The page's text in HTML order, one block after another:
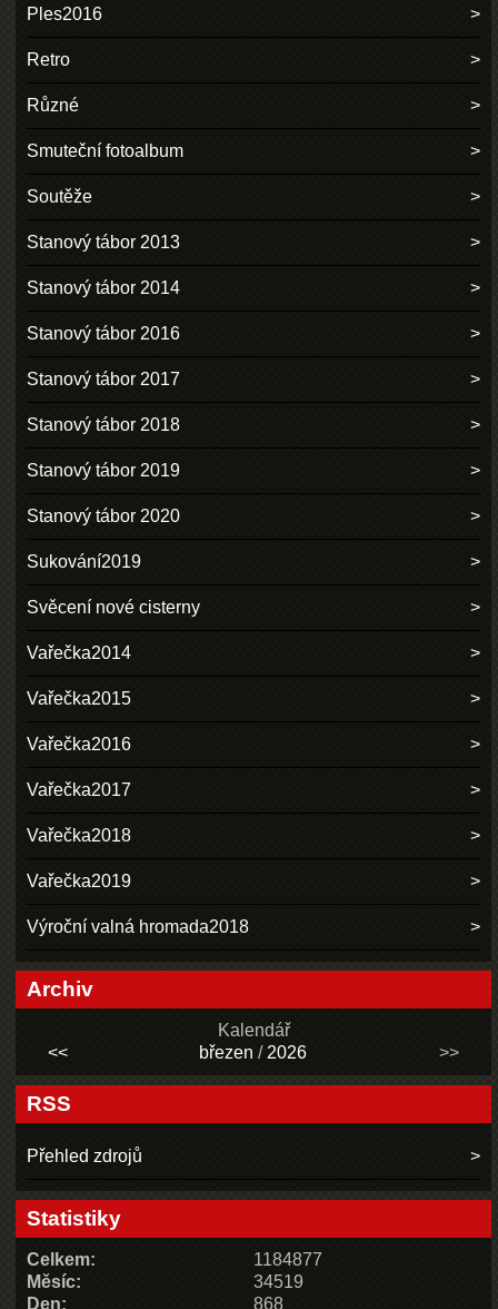
Ples2016
Retro
Různé
Smuteční fotoalbum
Soutěže
Stanový tábor 2013
Stanový tábor 2014
Stanový tábor 2016
Stanový tábor 2017
Stanový tábor 2018
Stanový tábor 2019
Stanový tábor 2020
Sukování2019
Svěcení nové cisterny
Vařečka2014
Vařečka2015
Vařečka2016
Vařečka2017
Vařečka2018
Vařečka2019
Výroční valná hromada2018
Archiv
Kalendář
<<
březen / 2026 >>
RSS
Přehled zdrojů
Statistiky
Celkem:
1184877
Měsíc:
34519
Den:
868